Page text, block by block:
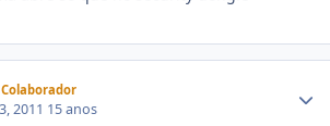
Colaborador
2011 15 anos